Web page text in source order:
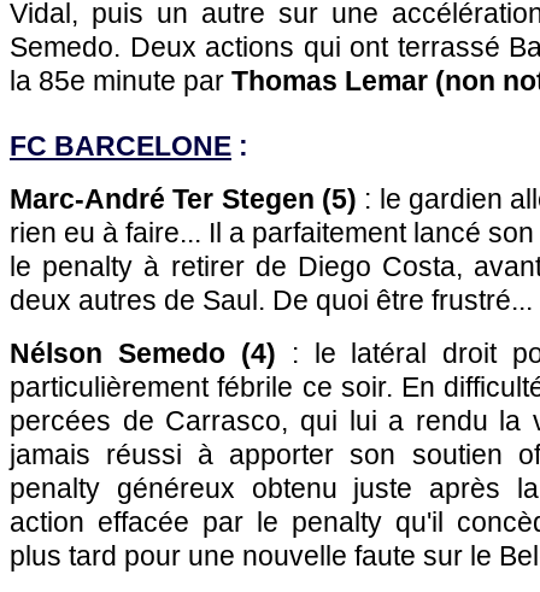
Vidal, puis un autre sur une
Semedo. Deux actions qui ont terrassé
la 85e minute par Thomas Lemar (non
FC BARCELONE :
Marc-André Ter Stegen (5) : le gardien
rien eu à faire... Il a parfaitement lancé
le penalty à retirer de Diego Costa,
deux autres de Saul. De quoi être frustré...
Nélson Semedo (4) : le latéral droit
particulièrement fébrile ce soir. En
percées de Carrasco, qui lui a rendu la
jamais réussi à apporter son soutien
penalty généreux obtenu juste après
action effacée par le penalty qu'il
plus tard pour une nouvelle faute sur le